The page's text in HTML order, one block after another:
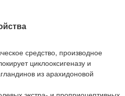
средство, производное
циклооксигеназу и
из арахидоновой